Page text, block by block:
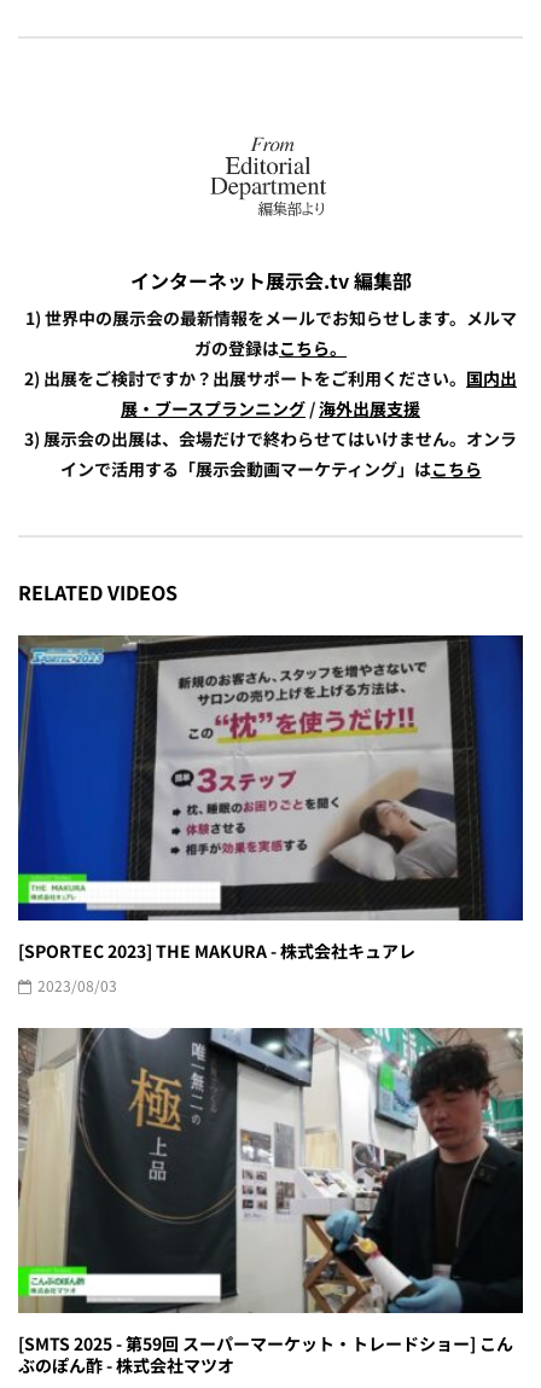
インターネット展示会.tv 編集部
1) 世界中の展示会の最新情報をメールでお知らせします。メルマ
ガの登録はこちら。
2) 出展をご検討ですか？出展サポートをご利用ください。 国内出
展・ブースプランニング /海外出展支援
3) 展示会の出展は、会場だけで終わらせてはいけません。オンラ
インで活用する「展示会動画マーケティング」はこちら
RELATED VIDEOS
[SPORTEC 2023] THE MAKURA - 株式会社キュアレ
2023/08/03
[SMTS 2025 - 第59回 スーパーマーケット・トレードショー] こん
ぶのぽん酢 - 株式会社マツオ